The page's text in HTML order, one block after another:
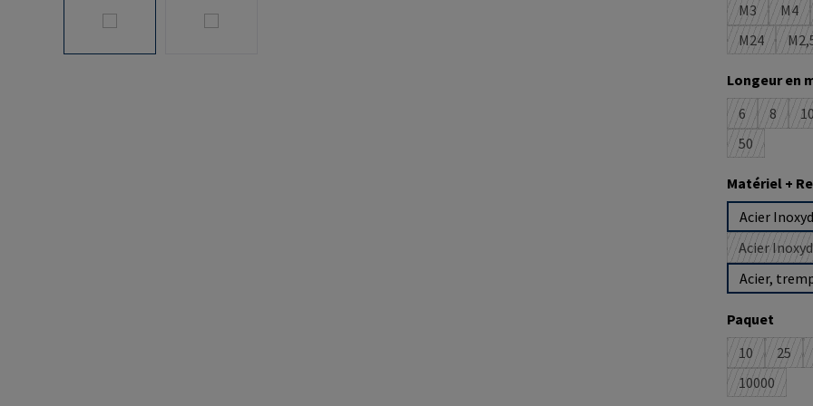
M3
(Cette
M4
M24
(Cette
Longeur en
6
(Cette
8
(Cette
10
50
(Cette
Matériel +
Acier
Acier
Acier,
Sélectionnez
Paquet
10
(Cette
25
10000
(Cette